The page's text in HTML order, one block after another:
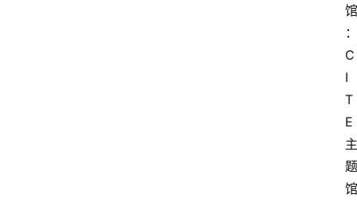
馆
：
C
I
T
E
主
题
馆